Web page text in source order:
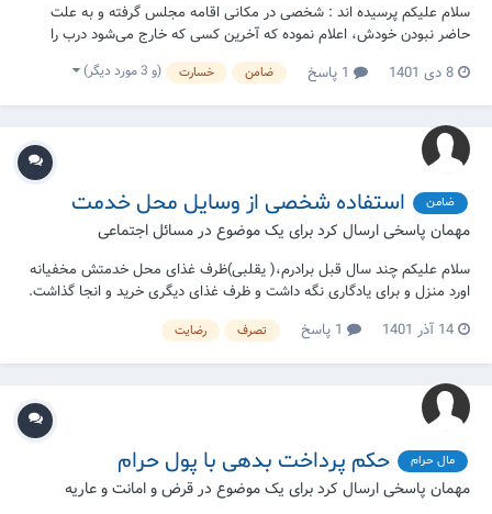
سلام علیکم پرسیده اند : شخصی در مکانی اقامه مجلس گرفته و به علت
حاضر نبودن خودش، اعلام نموده که آخرین کسی که خارج می‌شود درب را
ببندد حال آخرین شخص که خارج شده درب را نبسته (ظاهرا بجهت فراموشی)
بعدا به علت باز بودن درب ، دزد آمده و خساراتی وارد شده، حال آیا آخرین
شخص که خا...
8 دی 1401 ضامن خسارت (و 3 مورد دیگر)
ضامن استفاده شخصی از وسایل محل خدمت
مهمان پاسخی ارسال کرد برای یک موضوع درمسائل اجتماعی
سلام علیکم چند سال قبل برادرم،( یقلبی‌)ظرف غذای محل خدمتش مخفیانه
اورد منزل و برای یادگاری نگه داشت و ظرف غذای دیگری خرید و انجا گذاشت.
بنده همان ظرف را بعدها به بهانه ای به همان پادگان تحویل دادم. سرباز انجا
نپذیرفت و به خیابان انداخت و بنده هم برای ان که دردسر نشود سریع از ان
محل دو...
14 آذر 1401 تصرف رضایت
مال حرام حکم پرداخت بدهی با پول حرام
مهمان پاسخی ارسال کرد برای یک موضوع در قرض و امانت و عاریه